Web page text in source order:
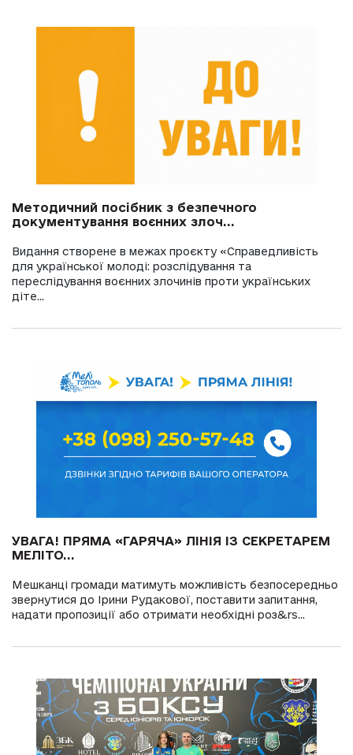
Методичний посібник з безпечного
документування воєнних злоч...
Видання створене в межах проєкту «Справедливість
для української молоді: розслідування та
переслідування воєнних злочинів проти українських
діте...
УВАГА! ПРЯМА «ГАРЯЧА» ЛІНІЯ ІЗ СЕКРЕТАРЕМ
МЕЛІТО...
Мешканці громади матимуть можливість безпосередньо
звернутися до Ірини Рудакової, поставити запитання,
надати пропозиції або отримати необхідні роз&rs...